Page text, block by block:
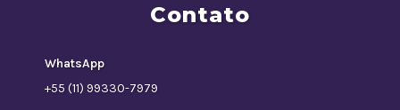
Contato
WhatsApp
+55 (11) 99330-7979